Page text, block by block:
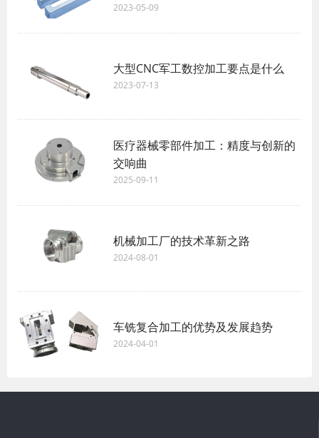
2023-05-09
大型CNC军工数控加工要点是什么
2023-07-13
医疗器械零部件加工：精度与创新的
交响曲
2025-09-11
机械加工厂的技术革新之路
2024-08-01
车铣复合加工的优势及发展趋势
2024-04-01